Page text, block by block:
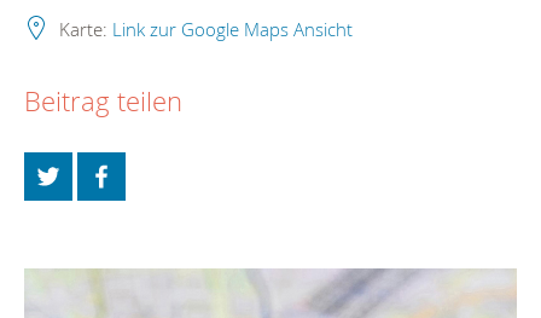
Karte: Link zur Google Maps Ansicht
Beitrag teilen